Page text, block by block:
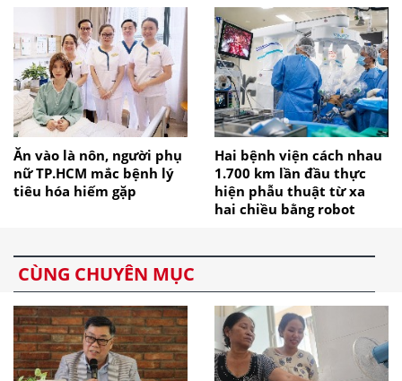
Ăn vào là nôn, người phụ
nữ TP.HCM mắc bệnh lý
tiêu hóa hiếm gặp
Hai bệnh viện cách nhau
1.700 km lần đầu thực
hiện phẫu thuật từ xa
hai chiều bằng robot
CÙNG CHUYÊN MỤC